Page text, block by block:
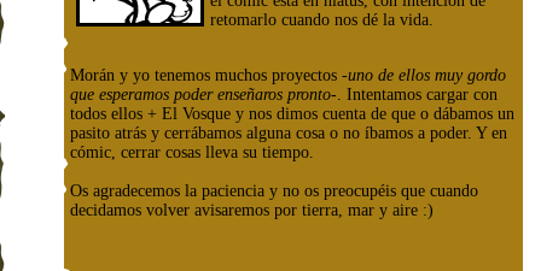
retomarlo cuando nos dé la vida.
Morán y yo tenemos muchos proyectos -uno de ellos muy gordo
que esperamos poder enseñaros pronto- . Intentamos cargar con
todos ellos + El Vosque y nos dimos cuenta de que o dábamos un
pasito atrás y cerrábamos alguna cosa o no íbamos a poder. Y en
cómic, cerrar cosas lleva su tiempo.
Os agradecemos la paciencia y no os preocupéis que cuando
decidamos volver avisaremos por tierra, mar y aire :)